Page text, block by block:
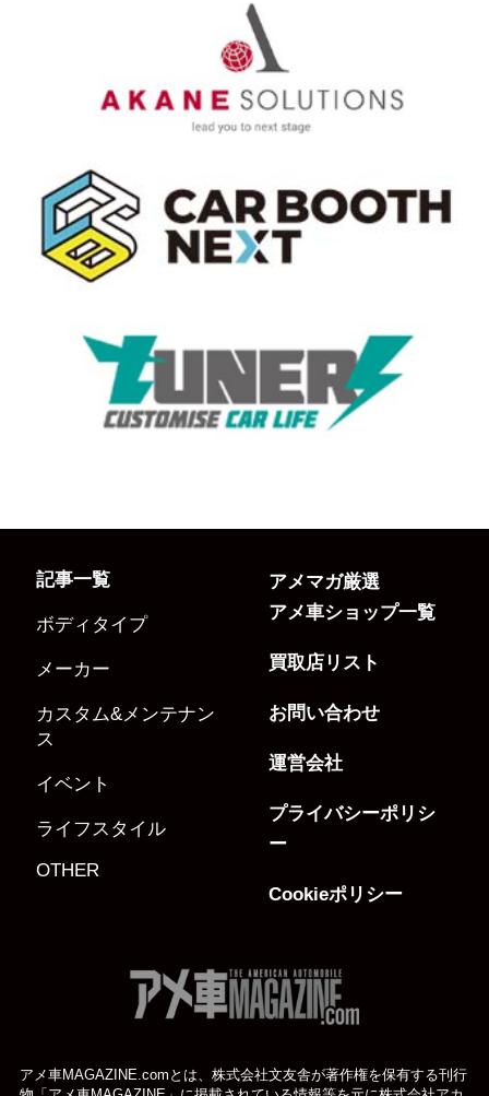
記事一覧
ボディタイプ
メーカー
カスタム&メンテナン
ス
イベント
ライフスタイル
OTHER
アメマガ厳選
アメ車ショップ一覧
買取店リスト
お問い合わせ
運営会社
プライバシーポリシ
ー
Cookieポリシー
アメ車MAGAZINE.comとは、株式会社文友舎が著作権を保有する刊行